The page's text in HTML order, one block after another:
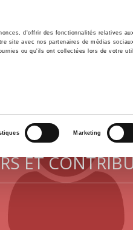
d'offrir des fonctionnalités relatives
site avec nos partenaires de médias
ou qu'ils ont collectées lors de votre
Marketing
Histoire
ET